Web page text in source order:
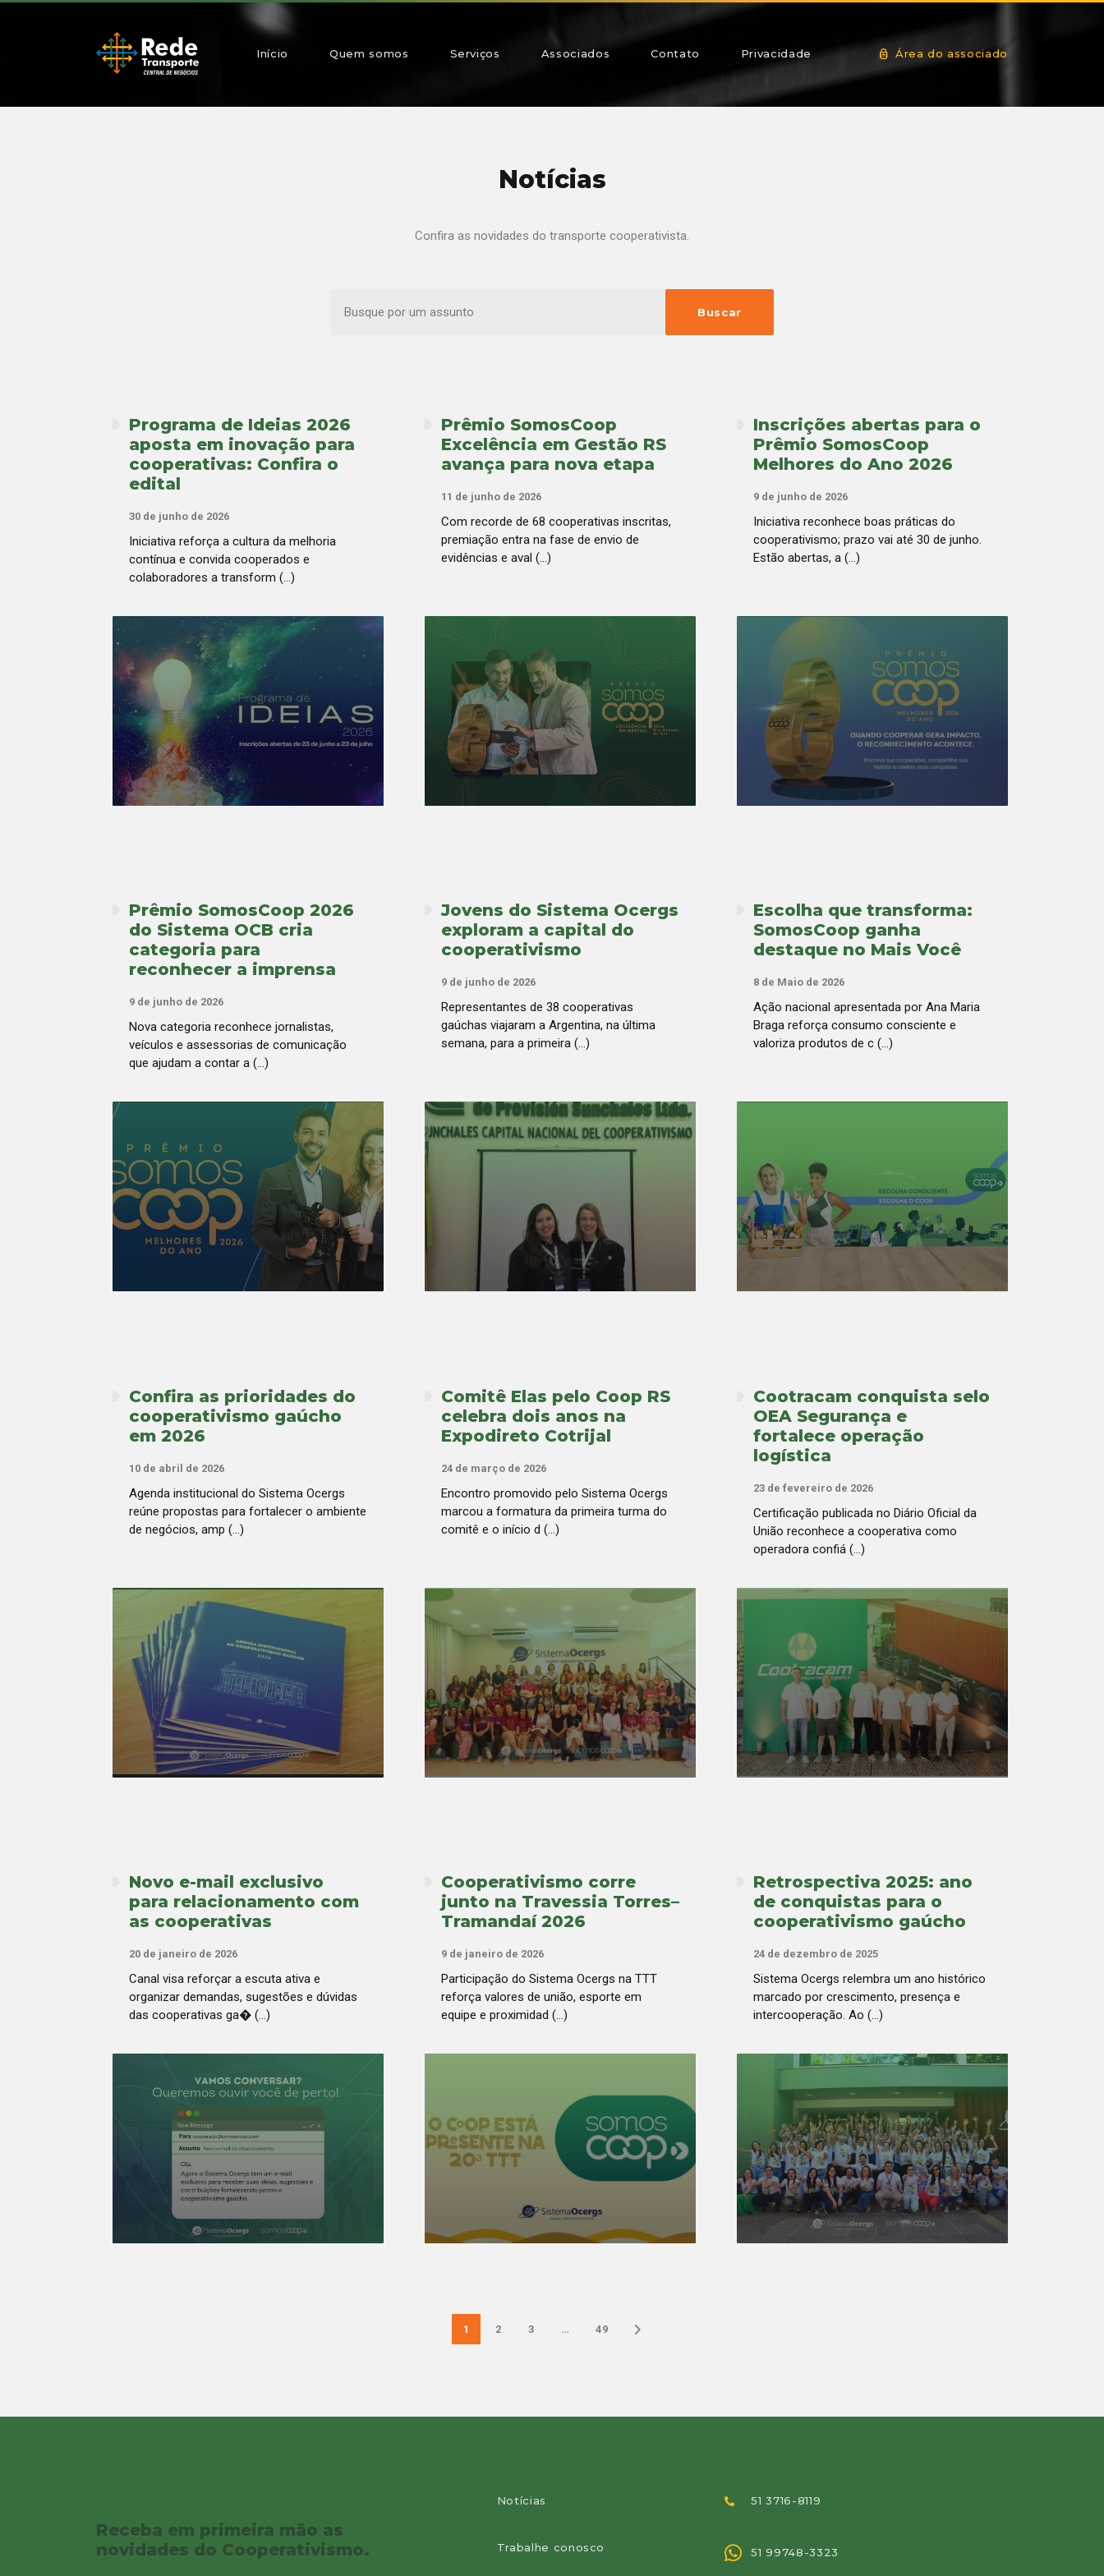
Início Quem somos Serviços Associados Contato Privacidade Área do associado
Notícias
Confira as novidades do transporte cooperativista.
Programa de Ideias 2026
aposta em inovação para
cooperativas: Confira o
edital
30 de junho de 2026
Iniciativa reforça a cultura da melhoria
contínua e convida cooperados e
colaboradores a transform (...)
Prêmio SomosCoop
Excelência em Gestão RS
avança para nova etapa
11 de junho de 2026
Com recorde de 68 cooperativas inscritas,
premiação entra na fase de envio de
evidências e aval (...)
Inscrições abertas para o
Prêmio SomosCoop
Melhores do Ano 2026
9 de junho de 2026
Iniciativa reconhece boas práticas do
cooperativismo; prazo vai até 30 de junho.
Estão abertas, a (...)
Prêmio SomosCoop 2026
do Sistema OCB cria
categoria para
reconhecer a imprensa
9 de junho de 2026
Nova categoria reconhece jornalistas,
veículos e assessorias de comunicação
que ajudam a contar a (...)
Jovens do Sistema Ocergs
exploram a capital do
cooperativismo
9 de junho de 2026
Representantes de 38 cooperativas
gaúchas viajaram a Argentina, na última
semana, para a primeira (...)
Escolha que transforma:
SomosCoop ganha
destaque no Mais Você
8 de Maio de 2026
Ação nacional apresentada por Ana Maria
Braga reforça consumo consciente e
valoriza produtos de c (...)
Confira as prioridades do
cooperativismo gaúcho
em 2026
10 de abril de 2026
Agenda institucional do Sistema Ocergs
reúne propostas para fortalecer o ambiente
de negócios, amp (...)
Comitê Elas pelo Coop RS
celebra dois anos na
Expodireto Cotrijal
24 de março de 2026
Encontro promovido pelo Sistema Ocergs
marcou a formatura da primeira turma do
comitê e o início d (...)
Cootracam conquista selo
OEA Segurança e
fortalece operação
logística
23 de fevereiro de 2026
Certificação publicada no Diário Oficial da
União reconhece a cooperativa como
operadora confiá (...)
Novo e-mail exclusivo
para relacionamento com
as cooperativas
20 de janeiro de 2026
Canal visa reforçar a escuta ativa e
organizar demandas, sugestões e dúvidas
das cooperativas ga� (...)
Cooperativismo corre
junto na Travessia Torres–
Tramandaí 2026
9 de janeiro de 2026
Participação do Sistema Ocergs na TTT
reforça valores de união, esporte em
equipe e proximidad (...)
Retrospectiva 2025: ano
de conquistas para o
cooperativismo gaúcho
24 de dezembro de 2025
Sistema Ocergs relembra um ano histórico
marcado por crescimento, presença e
intercooperação. Ao (...)
1 2 3 … 49 
Receba em primeira mão as
novidades do Cooperativismo.
Notícias
Trabalhe conosco
51 3716-8119
51 99748-3323